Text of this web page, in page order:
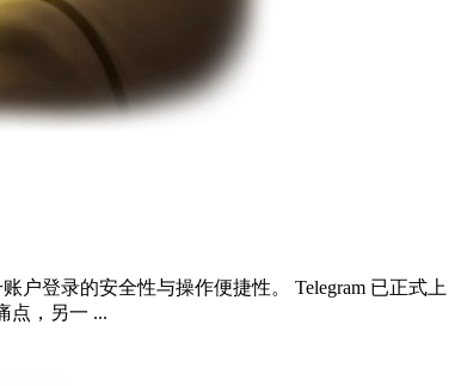
户登录的安全性与操作便捷性。 Telegram 已正式上
点，另一 ...